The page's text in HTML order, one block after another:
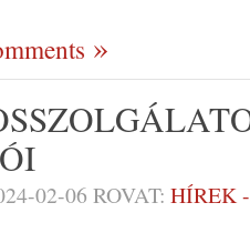
02-06 ROVAT: HÍREK